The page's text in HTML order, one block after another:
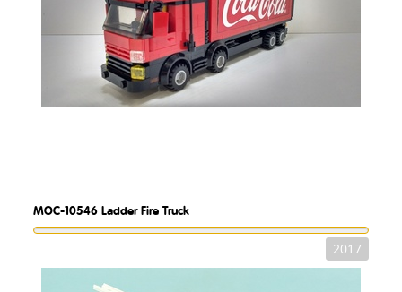
MOC-10546 Ladder Fire Truck
2017